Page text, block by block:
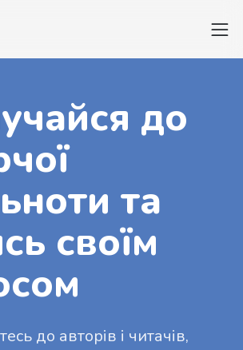
до
та
своїм
до авторів і читачів,